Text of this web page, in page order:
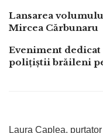
Lansarea
Mircea Cărbunaru
Eveniment
polițiștii brăileni
Laura Caplea,